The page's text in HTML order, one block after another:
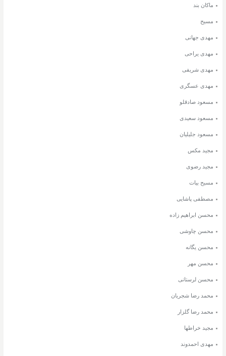
ماکان بند
مسیح
مهدی جهانی
مهدی یراحی
مهدی شریفی
مهدی عسگری
مسعود صادقلو
مسعود سعیدی
مسعود جلیلیان
مجید مکس
مجید رضوی
مسیح بیات
مصطفی پاشایی
محسن ابراهیم زاده
محسن چاوشی
محسن یگانه
محسن مهر
محسن لرستانی
محمد رضا شجریان
محمد رضا گلزار
مجید خراطها
مهدی احمدوند